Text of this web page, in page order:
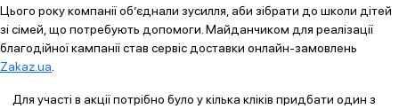
Цього року компанії об’єднали зусилля, аби зібрати до школи дітей
зі сімей, що потребують допомоги. Майданчиком для реалізації
благодійної кампанії став сервіс доставки онлайн-замовлень
Zakaz.ua
Для участі в акції потрібно було у кілька кліків придбати один з